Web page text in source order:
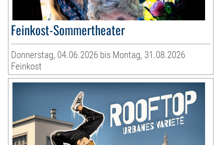
Feinkost-Sommertheater
Donnerstag, 04.06.2026 bis Montag, 31.08.2026
Feinkost